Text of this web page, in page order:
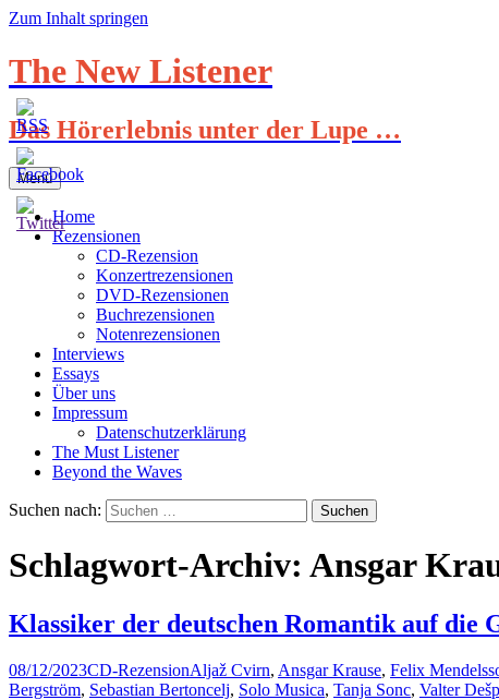
Zum Inhalt springen
The New Listener
Das Hörerlebnis unter der Lupe …
Menü
Home
Rezensionen
CD-Rezension
Konzertrezensionen
DVD-Rezensionen
Buchrezensionen
Notenrezensionen
Interviews
Essays
Über uns
Impressum
Datenschutzerklärung
The Must Listener
Beyond the Waves
Suchen nach:
Schlagwort-Archiv: Ansgar
Klassiker der deutschen Romantik auf die
08/12/2023CD-RezensionAljaž Cvirn, Ansgar Krause, Felix
Bergström, Sebastian Bertoncelj, Solo Musica, Tanja Sonc, Valter